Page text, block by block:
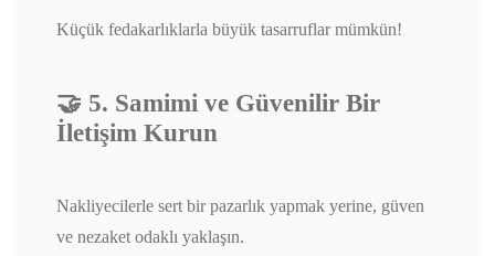
Küçük fedakarlıklarla büyük tasarruflar mümkün!
🤝 5. Samimi ve Güvenilir Bir
İletişim Kurun
Nakliyecilerle sert bir pazarlık yapmak yerine, güven
ve nezaket odaklı yaklaşın.